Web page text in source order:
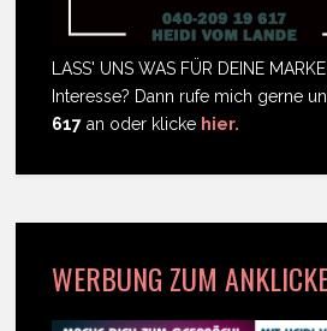
LASS' UNS WAS FÜR DEINE
Interesse? Dann rufe mich gerne
617 an oder klicke hier.
WERBUNG ZUM